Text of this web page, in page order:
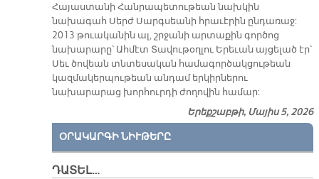
Հայաստանի Հանրապետութեան նախկին
նախագահ Սերժ Սարգսեանի հրաւէրին ընդառաջ:
2013 թուականին ալ, շրջանի արտաքին գործոց
նախարարը՝ Ահմէտ Տավութօղլու Երեւան այցելած էր՝
Սեւ ծովեան տնտեսական համագործակցութեան
կազմակերպութեան անդամ երկիրներու
նախարարաց խորհուրդի ժողովին համար:
Երեքշաբթի, Մայիս 5, 2026
ՕՐԱԿԱՐԳԻ ՆԻՒԹԵՐԸ
ԴԱՏԵԼ…